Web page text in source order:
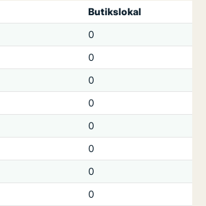
Butikslokal
0
0
0
0
0
0
0
0